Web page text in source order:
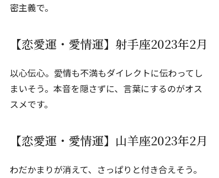
密主義で。
【恋愛運・愛情運】射手座2023年2月
以心伝心。愛情も不満もダイレクトに伝わってし
まいそう。本音を隠さずに、言葉にするのがオス
スメです。
【恋愛運・愛情運】山羊座2023年2月
わだかまりが消えて、さっぱりと付き合えそう。